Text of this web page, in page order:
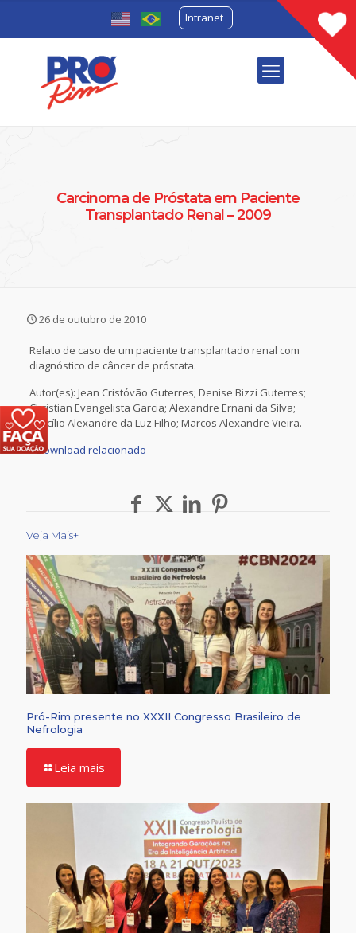
Intranet
Carcinoma de Próstata em Paciente
Transplantado Renal – 2009
26 de outubro de 2010
Relato de caso de um paciente transplantado renal com
diagnóstico de câncer de próstata.
Autor(es): Jean Cristóvão Guterres; Denise Bizzi Guterres;
Christian Evangelista Garcia; Alexandre Ernani da Silva;
Hercílio Alexandre da Luz Filho; Marcos Alexandre Vieira.
»Download relacionado
Veja Mais+
Pró-Rim presente no XXXII Congresso Brasileiro de
Nefrologia
Leia mais